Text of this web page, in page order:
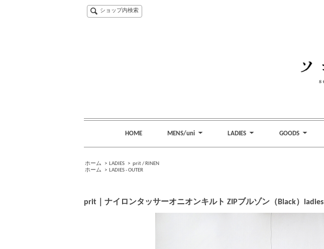
ショップ内検索
HOME MENS/uni LADIES GOODS
ホーム > LADIES > prit / RINEN
ホーム
> LADIES - OUTER
prit｜ナイロンタッサーオニオンキルト ZIPブルゾン（Black）ladies